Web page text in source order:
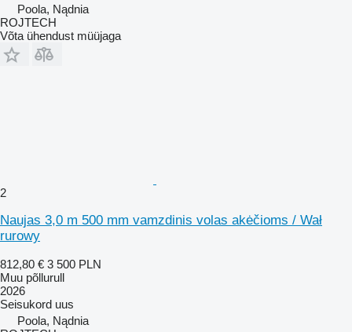
Poola, Nądnia
ROJTECH
Võta ühendust müüjaga
2
Naujas 3,0 m 500 mm vamzdinis volas akėčioms / Wał
rurowy
812,80 € 3 500 PLN
Muu põllurull
2026
Seisukord uus
Poola, Nądnia